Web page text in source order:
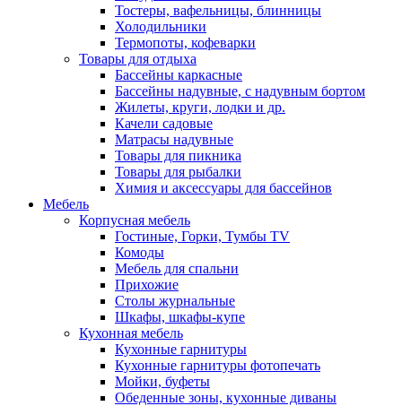
Тостеры, вафельницы, блинницы
Холодильники
Термопоты, кофеварки
Товары для отдыха
Бассейны каркасные
Бассейны надувные, с надувным бортом
Жилеты, круги, лодки и др.
Качели садовые
Матрасы надувные
Товары для пикника
Товары для рыбалки
Химия и аксессуары для бассейнов
Мебель
Корпусная мебель
Гостиные, Горки, Тумбы TV
Комоды
Мебель для спальни
Прихожие
Столы журнальные
Шкафы, шкафы-купе
Кухонная мебель
Кухонные гарнитуры
Кухонные гарнитуры фотопечать
Мойки, буфеты
Обеденные зоны, кухонные диваны